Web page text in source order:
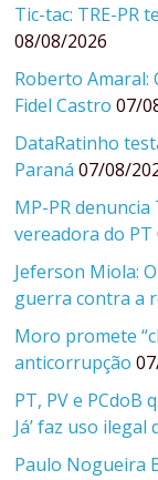
Tic-tac: TRE-PR
08/08/2026
Roberto
Fidel Castro 07/
DataRatinho
Paraná 07/08/
MP-PR
vereadora do PT
Jeferson Miola:
guerra contra a
Moro promete
anticorrupção
PT, PV e PCdoB
Já’ faz uso
Paulo Nogueira